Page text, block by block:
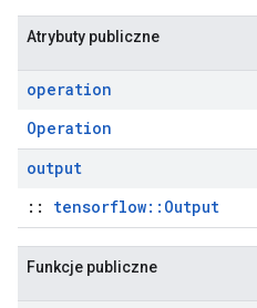
Atrybuty publiczne
operation
Operation
output
:: tensorflow::Output
Funkcje publiczne